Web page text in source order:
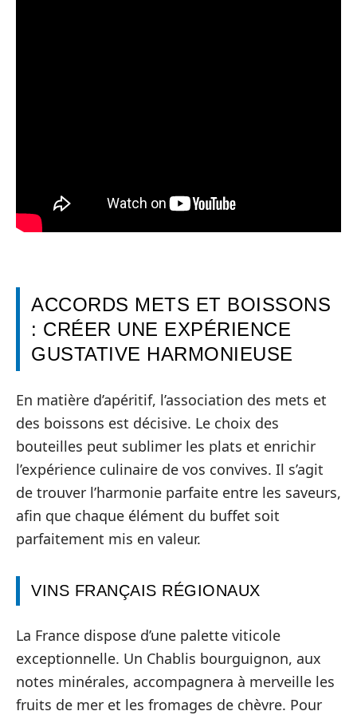
ACCORDS METS ET BOISSONS
: CRÉER UNE EXPÉRIENCE
GUSTATIVE HARMONIEUSE
En matière d’apéritif, l’association des mets et
des boissons est décisive. Le choix des
bouteilles peut sublimer les plats et enrichir
l’expérience culinaire de vos convives. Il s’agit
de trouver l’harmonie parfaite entre les saveurs,
afin que chaque élément du buffet soit
parfaitement mis en valeur.
VINS FRANÇAIS RÉGIONAUX
La France dispose d’une palette viticole
exceptionnelle. Un Chablis bourguignon, aux
notes minérales, accompagnera à merveille les
fruits de mer et les fromages de chèvre. Pour